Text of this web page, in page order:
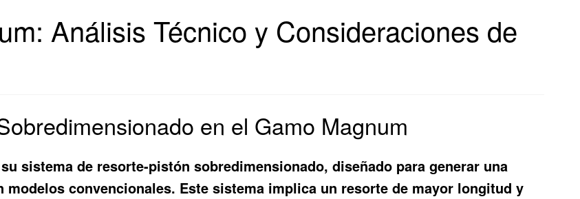
Análisis Técnico y Consideraciones de
en el Gamo Magnum
sistema de resorte-pistón sobredimensionado, diseñado para generar una
convencionales. Este sistema implica un resorte de mayor longitud y